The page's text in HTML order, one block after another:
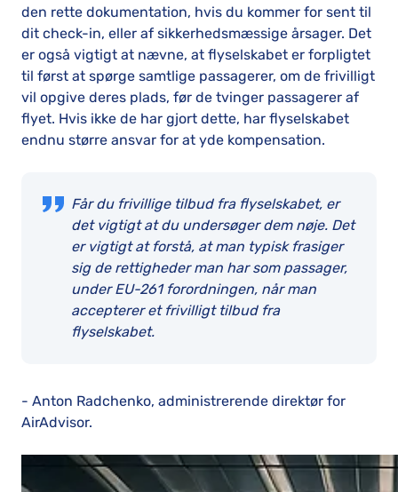
den rette dokumentation, hvis du kommer for sent til
dit check-in, eller af sikkerhedsmæssige årsager. Det
er også vigtigt at nævne, at flyselskabet er forpligtet
til først at spørge samtlige passagerer, om de frivilligt
vil opgive deres plads, før de tvinger passagerer af
flyet. Hvis ikke de har gjort dette, har flyselskabet
endnu større ansvar for at yde kompensation.
Får du frivillige tilbud fra flyselskabet, er
det vigtigt at du undersøger dem nøje. Det
er vigtigt at forstå, at man typisk frasiger
sig de rettigheder man har som passager,
under EU-261 forordningen, når man
accepterer et frivilligt tilbud fra
flyselskabet.
- Anton Radchenko, administrerende direktør for
AirAdvisor.